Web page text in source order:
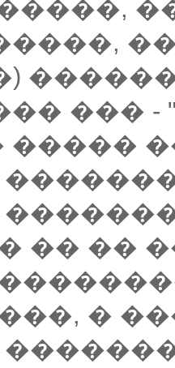
��� -
�����
�� ��
�